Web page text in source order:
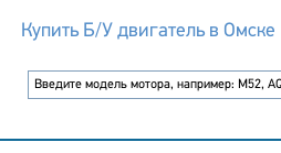
Купить Б/У двигатель в Омске